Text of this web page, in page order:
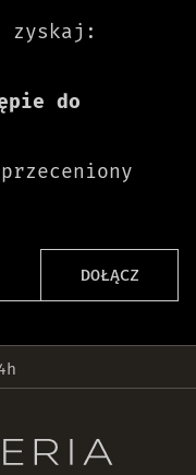
zyskaj:
do
DOŁĄCZ